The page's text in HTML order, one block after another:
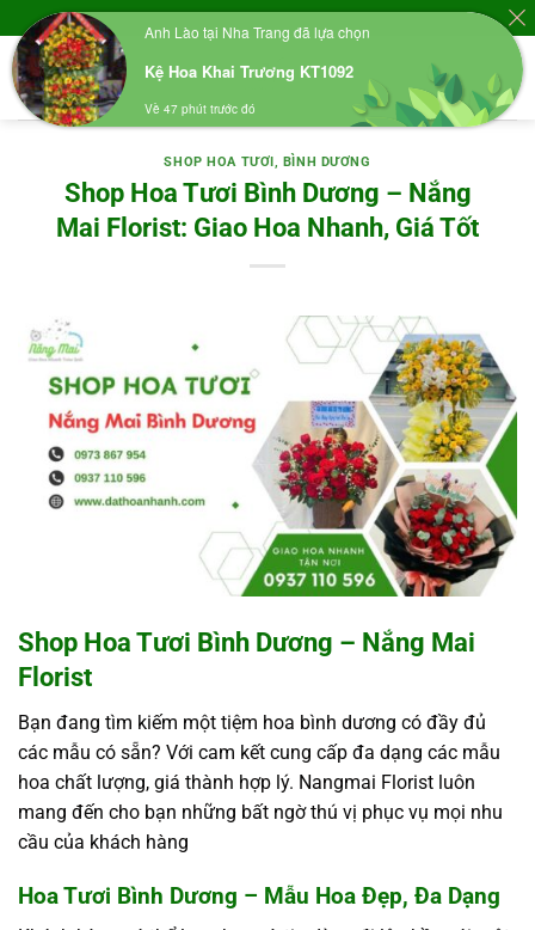
to
content
Điện Hoa Toàn Quốc
SHOP HOA TƯƠI, BÌNH DƯƠNG
Shop Hoa Tươi Bình Dương – Nắng
Mai Florist: Giao Hoa Nhanh, Giá Tốt
Shop Hoa Tươi Bình Dương – Nắng Mai
Florist
Bạn đang tìm kiếm một tiệm hoa bình dương có đầy đủ
các mẫu có sẵn? Với cam kết cung cấp đa dạng các mẫu
hoa chất lượng, giá thành hợp lý. Nangmai Florist luôn
mang đến cho bạn những bất ngờ thú vị phục vụ mọi nhu
cầu của khách hàng
Hoa Tươi Bình Dương – Mẫu Hoa Đẹp, Đa Dạng
Anh Lào tại Nha Trang đã lựa chọn
Kệ Hoa Khai Trương KT1092
Về 47 phút trước đó